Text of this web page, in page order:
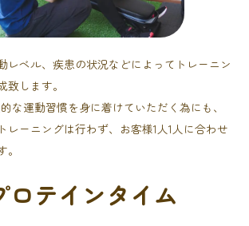
レベル、疾患の状況などによってトレーニン
致します。
な運動習慣を身に着けていただく為にも、
レーニングは行わず、お客様1人1人に合わせ
テインタイム